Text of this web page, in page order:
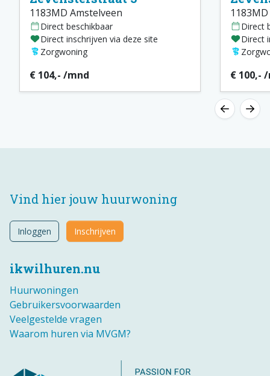
1183MD Amstelveen
Direct beschikbaar
Direct inschrijven via deze site
Zorgwoning
€ 104,- /mnd
Direct
Direct
€ 100,-
ikwilhuren.nu
Huurwoningen
Gebruikersvoorwaarden
Veelgestelde vragen
Waarom huren via MVGM?
Vind hier jouw huurwoning
Inloggen Inschrijven